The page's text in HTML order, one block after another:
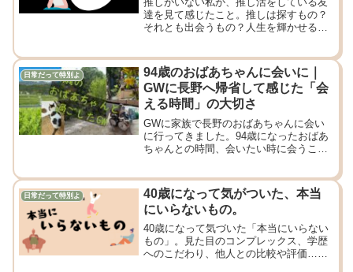
達を見て感じたこと。推しは探すもの？
それとも出会うもの？人生を輝かせる
日常だって特別よ
94歳のおばあちゃんに会いに｜
GWに長野へ帰省して感じた「会
える時間」の大切さ
GWに家族で長野のおばあちゃんに会い
に行ってきました。94歳になったおばあ
ちゃんとの時間、会いたい時に会うこと
日常だって特別よ
40歳になって気がついた、本当
にいらないもの。
40歳になって気づいた「本当にいらない
もの」。見た目のコンプレックス、学歴
へのこだわり、他人との比較や評価…。